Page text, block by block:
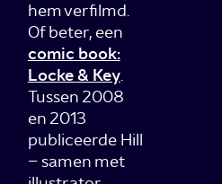
hem verfilmd.
Of beter, een
comic book:
Locke & Key.
Tussen 2008
en 2013
publiceerde Hill
– samen met